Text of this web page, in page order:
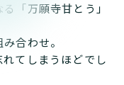
「万願寺甘とう」
合わせ。
てしまうほどでし